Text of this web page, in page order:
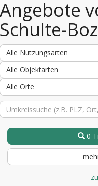
Angebote
Schulte-
Alle Nutzungsarten
Alle Objektarten
Alle Orte
0